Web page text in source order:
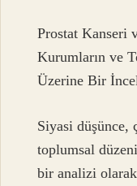
Prostat Kanseri
Kurumların ve
Üzerine Bir
Siyasi düşünce,
toplumsal
bir analizi